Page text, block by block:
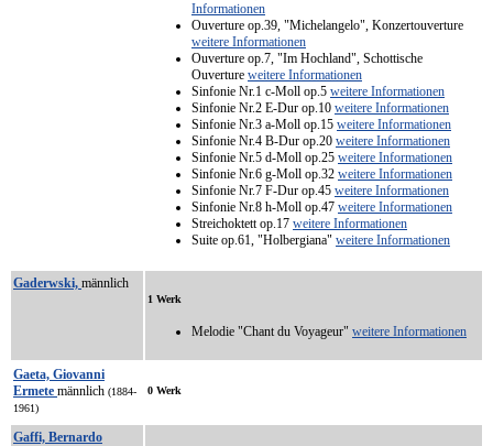
Informationen
Ouverture op.39, "Michelangelo", Konzertouverture
weitere Informationen
Ouverture op.7, "Im Hochland", Schottische
Ouverture weitere Informationen
Sinfonie Nr.1 c-Moll op.5 weitere Informationen
Sinfonie Nr.2 E-Dur op.10 weitere Informationen
Sinfonie Nr.3 a-Moll op.15 weitere Informationen
Sinfonie Nr.4 B-Dur op.20 weitere Informationen
Sinfonie Nr.5 d-Moll op.25 weitere Informationen
Sinfonie Nr.6 g-Moll op.32 weitere Informationen
Sinfonie Nr.7 F-Dur op.45 weitere Informationen
Sinfonie Nr.8 h-Moll op.47 weitere Informationen
Streichoktett op.17 weitere Informationen
Suite op.61, "Holbergiana" weitere Informationen
Gaderwski, männlich
1 Werk
Melodie "Chant du Voyageur" weitere Informationen
Gaeta, Giovanni
Ermete männlich (1884-
1961)
0 Werk
Gaffi, Bernardo